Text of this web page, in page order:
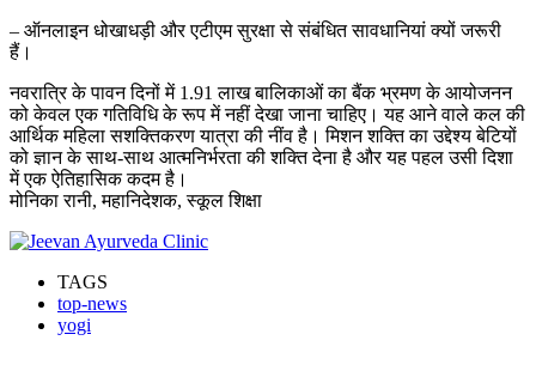
– ऑनलाइन धोखाधड़ी और एटीएम सुरक्षा से संबंधित सावधानियां क्यों जरूरी
हैं।
नवरात्रि के पावन दिनों में 1.91 लाख बालिकाओं का बैंक भ्रमण के आयोजनन
को केवल एक गतिविधि के रूप में नहीं देखा जाना चाहिए। यह आने वाले कल की
आर्थिक महिला सशक्तिकरण यात्रा की नींव है। मिशन शक्ति का उद्देश्य बेटियों
को ज्ञान के साथ-साथ आत्मनिर्भरता की शक्ति देना है और यह पहल उसी दिशा
में एक ऐतिहासिक कदम है।
मोनिका रानी, महानिदेशक, स्कूल शिक्षा
TAGS
top-news
yogi